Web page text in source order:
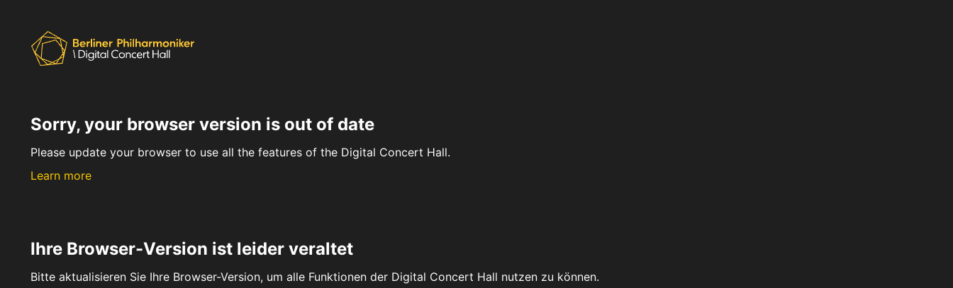
Sorry, your browser version is out of date
Please update your browser to use all the features of the Digital Concert Hall.
Learn more
Ihre Browser-Version ist leider veraltet
Bitte aktualisieren Sie Ihre Browser-Version, um alle Funktionen der Digital Concert Hall nutzen zu können.